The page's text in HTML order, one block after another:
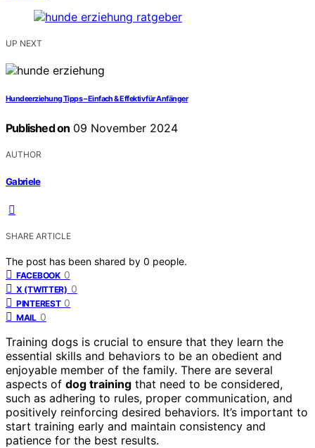
UP NEXT
Hundeerziehung Tipps – Einfach & Effektiv für Anfänger
Published on 09 November 2024
AUTHOR
Gabriele
SHARE ARTICLE
The post has been shared by 0 people.
FACEBOOK 0
X (TWITTER) 0
PINTEREST 0
MAIL 0
Training dogs is crucial to ensure that they learn the
essential skills and behaviors to be an obedient and
enjoyable member of the family. There are several
aspects of dog training that need to be considered,
such as adhering to rules, proper communication, and
positively reinforcing desired behaviors. It’s important to
start training early and maintain consistency and
patience for the best results.